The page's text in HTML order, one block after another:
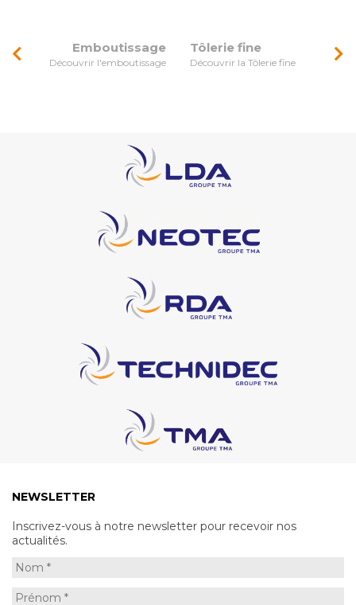
Emboutissage
Découvrir l'emboutissage
Tôlerie fine
Découvrir la Tôlerie fine
NEWSLETTER
Inscrivez-vous à notre newsletter pour recevoir nos
actualités.